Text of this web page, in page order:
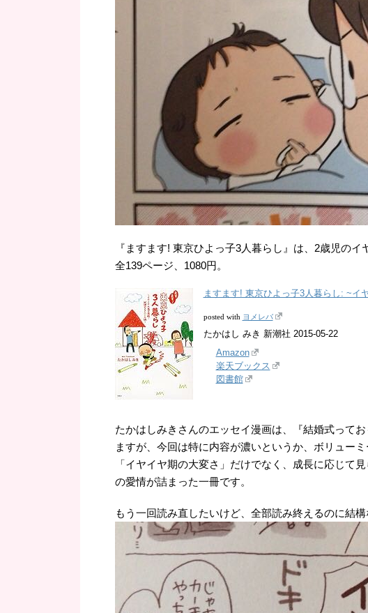
『ますます! 東京ひよっ子3人暮らし』は、2歳児のイ
全139ページ、1080円。
ますます! 東京ひよっ子3人暮らし: ~イ
posted with ヨメレバ
たかはし みき 新潮社 2015-05-22
Amazon
楽天ブックス
図書館
たかはしみきさんのエッセイ漫画は、『結婚式って
ますが、今回は特に内容が濃いというか、ボリューミ
「イヤイヤ期の大変さ」だけでなく、成長に応じて
の愛情が詰まった一冊です。
もう一回読み直したいけど、全部読み終えるのに結